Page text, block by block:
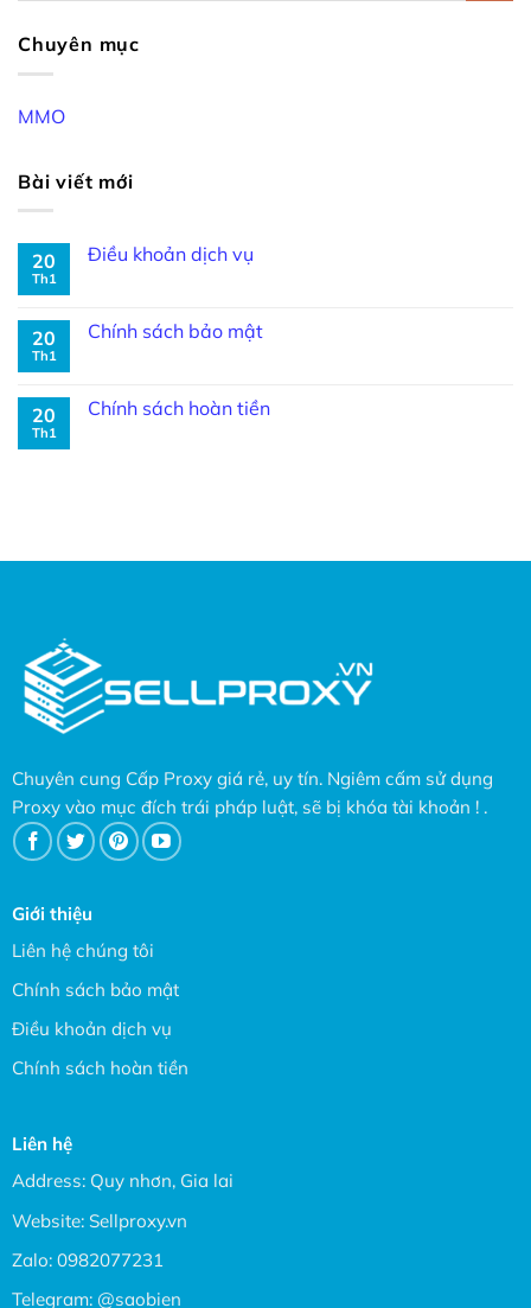
Chuyên mục
MMO
Bài viết mới
20
Th1
Điều khoản dịch vụ
20
Th1
Chính sách bảo mật
20
Th1
Chính sách hoàn tiền
Chuyên cung Cấp Proxy giá rẻ, uy tín. Ngiêm cấm sử dụng
Proxy vào mục đích trái pháp luật, sẽ bị khóa tài khoản ! .
Giới thiệu
Liên hệ chúng tôi
Chính sách bảo mật
Điều khoản dịch vụ
Chính sách hoàn tiền
Liên hệ
Address: Quy nhơn, Gia lai
Website: Sellproxy.vn
Zalo: 0982077231
Telegram: @saobien